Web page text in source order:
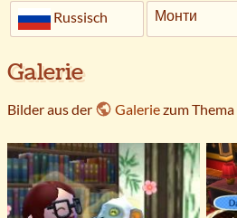
Russisch Монти
Galerie
Bilder aus der Galeriezum Thema